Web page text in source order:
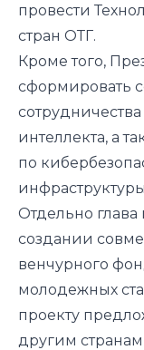
провести
стран ОТГ.
Кроме того,
сформировать
интеллекта, а
по
Отдельно глава
создании
венчурного
молодежных
проекту
другим